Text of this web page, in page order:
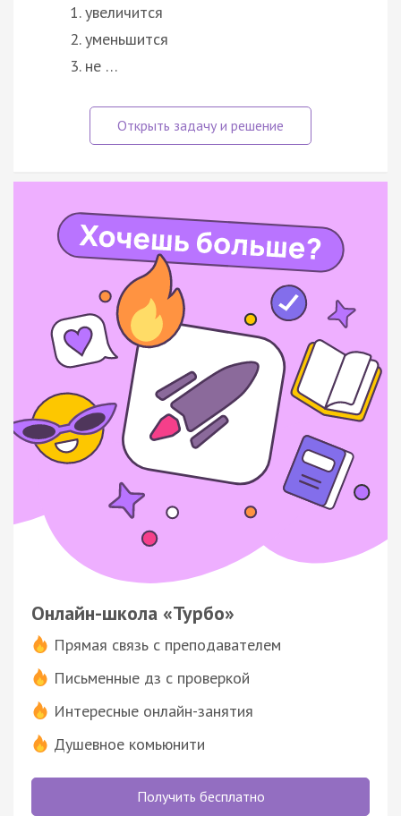
увеличится
уменьшится
не …
Онлайн-школа «Турбо»
Прямая связь с преподавателем
Письменные дз с проверкой
Интересные онлайн-занятия
Душевное комьюнити
Получить бесплатно